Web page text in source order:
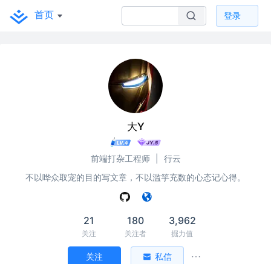
首页 登录
大Y
前端打杂工程师
行云
不以哗众取宠的目的写文章，不以滥竽充数的心态记心得。
21
关注
180
关注者
3,962
掘力值
关注 私信